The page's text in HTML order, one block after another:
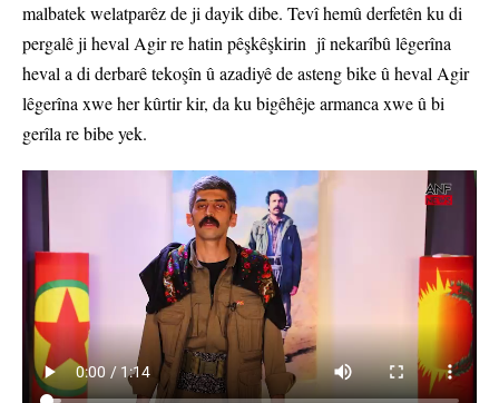
malbatek welatparêz de ji dayik dibe. Tevî hemû derfetên ku di
pergalê ji heval Agir re hatin pêşkêşkirin jî nekarîbû lêgerîna
heval a di derbarê tekoşîn û azadiyê de asteng bike û heval Agir
lêgerîna xwe her kûrtir kir, da ku bigêhêje armanca xwe û bi
gerîla re bibe yek.